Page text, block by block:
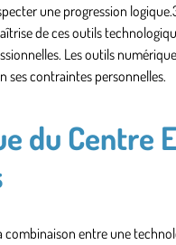
une progression
de ces outils
Les outils
ses contraintes personnelles.
du Centre
combinaison entre une